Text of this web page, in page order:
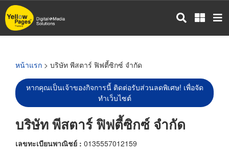
ข้าม
ไป
หน้าแรก > บริษัท พีสตาร์ ฟิฟตี้ซิกซ์ จำกัด
หากคุณเป็นเจ้าของกิจการนี้ ติดต่อรับส่วนลดพิเศษ! เพื่อจัด
ทำเว็บไซต์
บริษัท พีสตาร์ ฟิฟตี้ซิกซ์ จำกัด
เลขทะเบียนพาณิชย์ : 0135557012159